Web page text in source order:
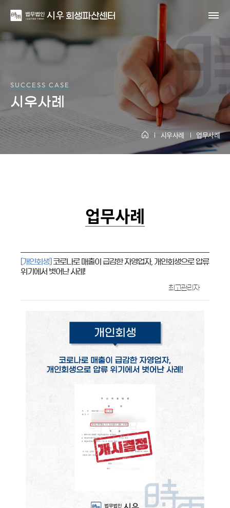
SUCCESS CASE
시우사례
시우사례 업무사례
업무사례
[개인회생] 코로나로 매출이 급감한 자영업자, 개인회생으로 압류
위기에서 벗어난 사례!
최고관리자